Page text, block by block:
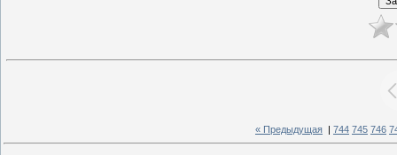
« Предыдущая 744 745 746